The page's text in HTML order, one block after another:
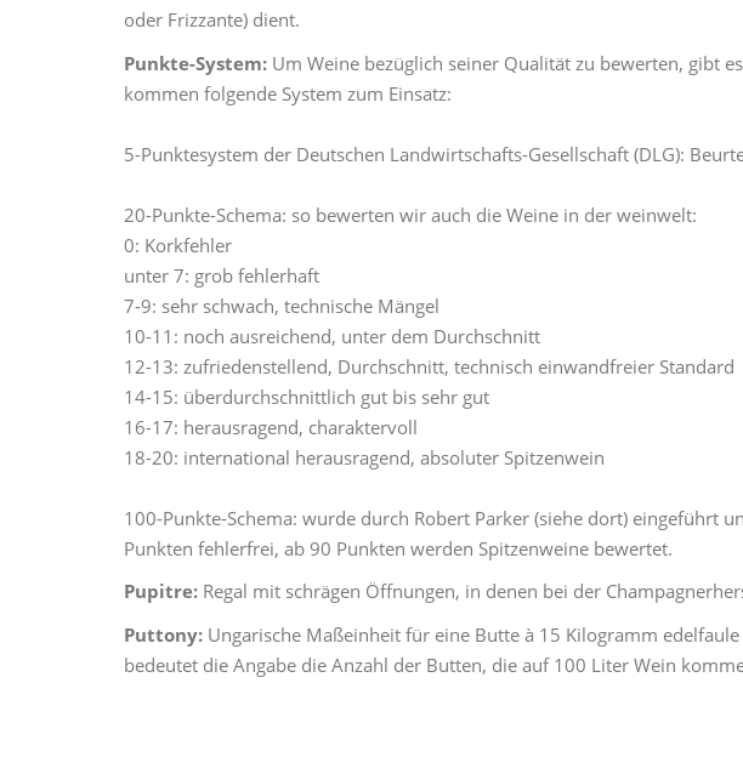
oder Frizzante) dient.
Punkte-System: Um Weine bezüglich seiner Qualität zu bewerten, gibt
kommen folgende System zum Einsatz:
5-Punktesystem der Deutschen Landwirtschafts-Gesellschaft (DLG):
20-Punkte-Schema: so bewerten wir auch die Weine in der weinwelt:
0: Korkfehler
unter 7: grob fehlerhaft
7-9: sehr schwach, technische Mängel
10-11: noch ausreichend, unter dem Durchschnitt
12-13: zufriedenstellend, Durchschnitt, technisch einwandfreier Standard
14-15: überdurchschnittlich gut bis sehr gut
16-17: herausragend, charaktervoll
18-20: international herausragend, absoluter Spitzenwein
100-Punkte-Schema: wurde durch Robert Parker (siehe dort) eingeführt
Punkten fehlerfrei, ab 90 Punkten werden Spitzenweine bewertet.
Pupitre: Regal mit schrägen Öffnungen, in denen bei der
Puttony: Ungarische Maßeinheit für eine Butte à 15 Kilogramm
bedeutet die Angabe die Anzahl der Butten, die auf 100 Liter Wein